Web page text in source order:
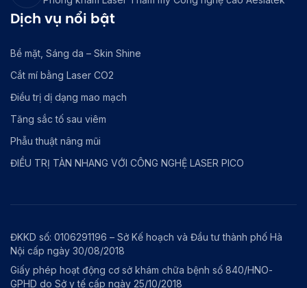
Dịch vụ nổi bật
Bề mặt, Sáng da – Skin Shine
Cắt mí bằng Laser CO2
Điều trị dị dạng mao mạch
Tăng sắc tố sau viêm
Phẫu thuật nâng mũi
ĐIỀU TRỊ TÀN NHANG VỚI CÔNG NGHỆ LASER PICO
ĐKKD số: 0106291196 – Sở Kế hoạch và Đầu tư thành phố Hà
Nội cấp ngày 30/08/2018
Giấy phép hoạt động cơ sở khám chữa bệnh số 840/HNO-
GPHD do Sở y tế cấp ngày 25/10/2018